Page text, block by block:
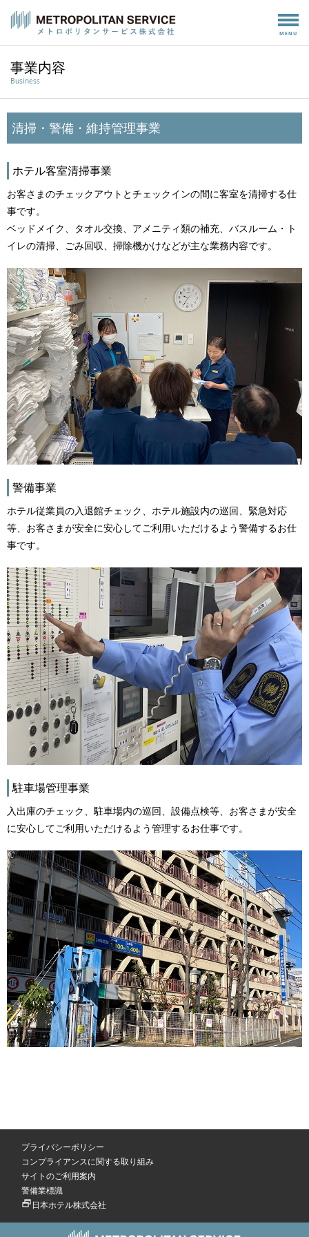
MENU
事業内容
Business
清掃・警備・維持管理事業
ホテル客室清掃事業
お客さまのチェックアウトとチェックインの間に客室を清掃する仕
事です。
ベッドメイク、タオル交換、アメニティ類の補充、バスルーム・ト
イレの清掃、ごみ回収、掃除機かけなどが主な業務内容です。
警備事業
ホテル従業員の入退館チェック、ホテル施設内の巡回、緊急対応
等、お客さまが安全に安心してご利用いただけるよう警備するお仕
事です。
駐車場管理事業
入出庫のチェック、駐車場内の巡回、設備点検等、お客さまが安全
に安心してご利用いただけるよう管理するお仕事です。
プライバシーポリシー
コンプライアンスに関する取り組み
サイトのご利用案内
警備業標識
日本ホテル株式会社